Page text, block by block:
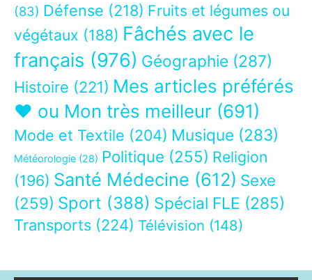
(83) Défense (218) Fruits et légumes ou
végétaux (188) Fâchés avec le
français (976) Géographie (287)
Histoire (221) Mes articles préférés
❤ ou Mon très meilleur (691)
Mode et Textile (204) Musique (283)
Météorologie (28) Politique (255) Religion
(196) Santé Médecine (612) Sexe
(259) Sport (388) Spécial FLE (285)
Transports (224) Télévision (148)